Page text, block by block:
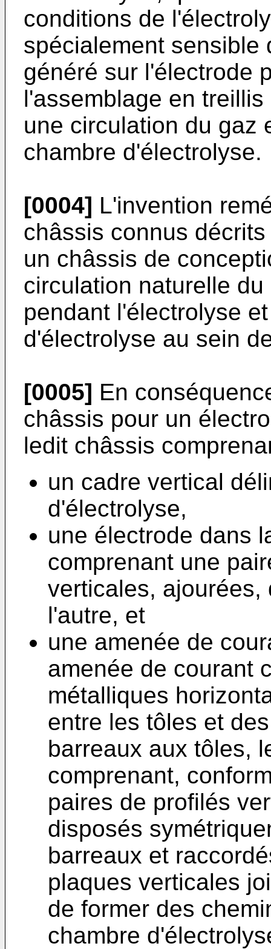
conditions de
spécialement sensible
généré sur l'électrode
l'assemblage en
une circulation du gaz
chambre d'électrolyse.
[0004] L'invention
châssis connus
un châssis de
circulation naturelle
pendant l'électrolyse
d'électrolyse au sein
[0005] En
châssis pour un
ledit châssis
un cadre vertical
d'électrolyse,
une électrode dans
comprenant une
verticales,
l'autre, et
une amenée de
amenée de courant
métalliques
entre les tôles et
barreaux aux tôles,
comprenant,
paires de profilés
disposés
barreaux et
plaques verticales
de former des
chambre